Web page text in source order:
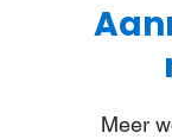
Meer